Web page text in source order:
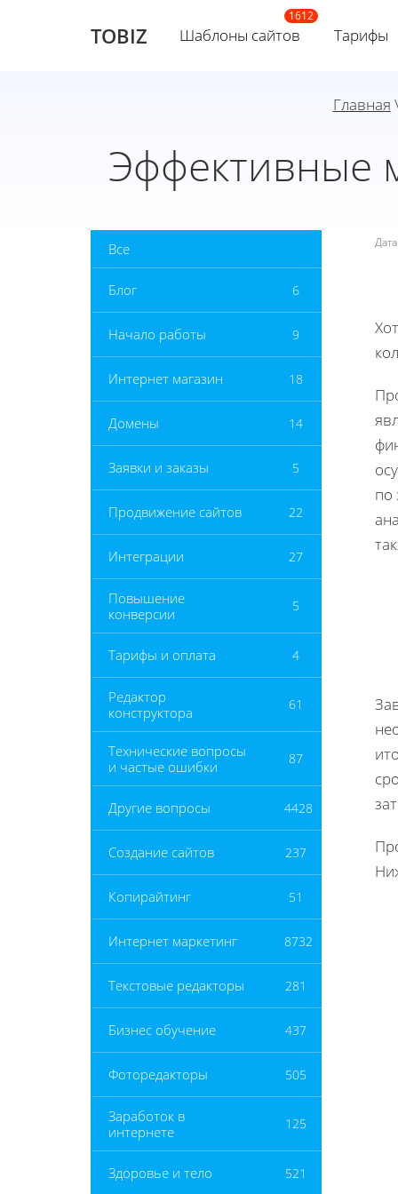
TOBIZ Шаблоны сайтов Тарифы
Главная
Эффективные
Все
Блог 6
Начало работы 9
Интернет магазин 18
Домены 14
Заявки и заказы 5
Продвижение сайтов 22
Интеграции 27
Повышение
конверсии
5
Тарифы и оплата 4
Редактор
конструктора
61
Технические вопросы
и частые ошибки
87
Другие вопросы 4428
Создание сайтов 237
Копирайтинг 51
Интернет маркетинг 8732
Текстовые редакторы 281
Бизнес обучение 437
Фоторедакторы 505
Заработок в
интернете
125
Здоровье и тело 521
по